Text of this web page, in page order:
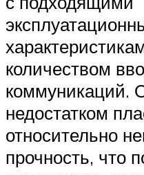
количеством
коммуникаций.
недостатком
относительно
прочность, что